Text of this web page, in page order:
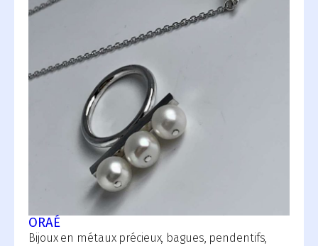
ORAÉ
Bijoux en métaux précieux, bagues, pendentifs,